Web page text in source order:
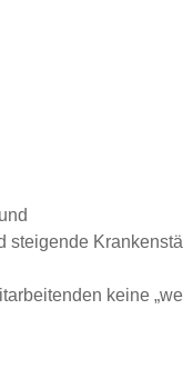
steigende
keine